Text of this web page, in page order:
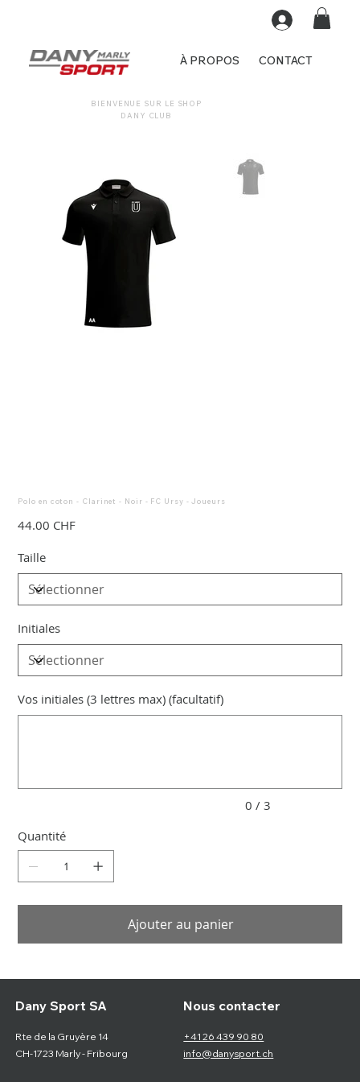
DANY CLUB
BIENVENUE SUR LE SHOP
À PROPOS CONTACT
Polo en coton - Clarinet - Noir - FC Ursy - Joueurs
44.00 CHF
Taille
Initiales
Vos initiales (3 lettres max) (facultatif)
0 / 3
Quantité
Ajouter au panier
Dany Sport SA
Rte de la Gruyère 14
CH-1723 Marly - Fribourg
Nous contacter
+41 26 439 90 80
info@danysport.ch